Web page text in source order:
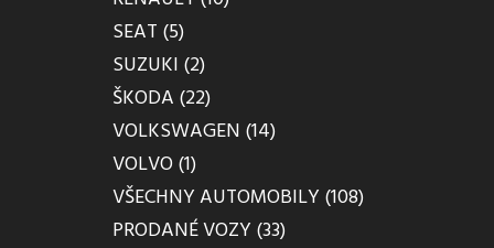
SEAT (5)
SUZUKI (2)
ŠKODA (22)
VOLKSWAGEN (14)
VOLVO (1)
VŠECHNY AUTOMOBILY (108)
PRODANÉ VOZY (33)